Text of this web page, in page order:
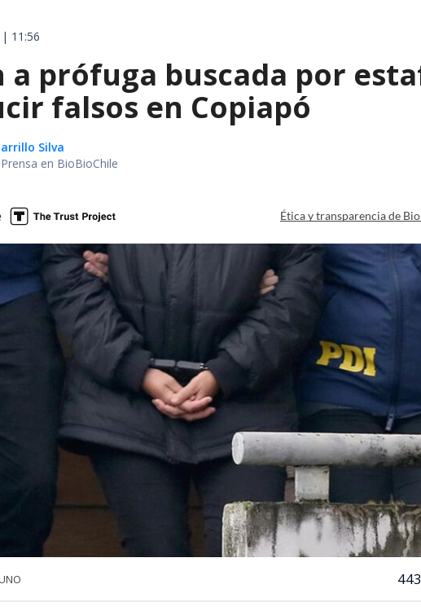
11:56
a prófuga buscada por
falsos en Copiapó
Silva
en BioBioChile
Ética y transparencia de
443